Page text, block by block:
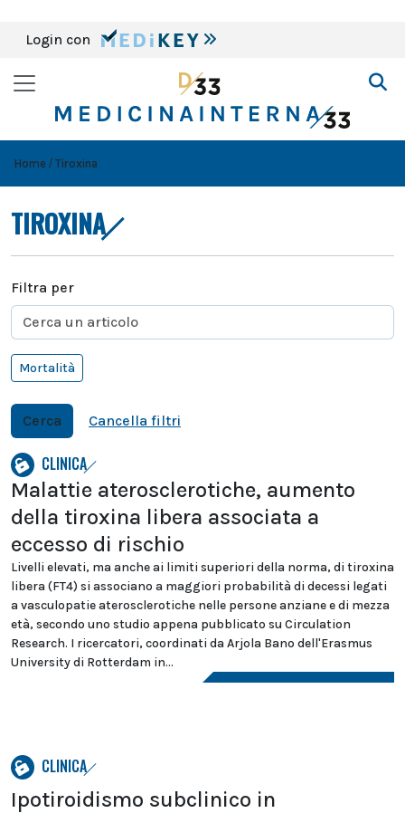
Login con
Home Tiroxina
TIROXINA
Filtra per
Mortalità
Cerca Cancella filtri
CLINICA
Malattie aterosclerotiche, aumento
della tiroxina libera associata a
eccesso di rischio
Livelli elevati, ma anche ai limiti superiori della norma, di tiroxina
libera (FT4) si associano a maggiori probabilità di decessi legati
a vasculopatie aterosclerotiche nelle persone anziane e di mezza
età, secondo uno studio appena pubblicato su Circulation
Research. I ricercatori, coordinati da Arjola Bano dell'Erasmus
University di Rotterdam in...
CLINICA
Ipotiroidismo subclinico in